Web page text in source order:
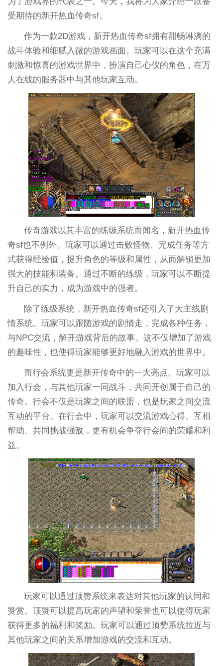
受期待的新开热血传奇sf。
作为一款2D游戏，新开热血传奇sf拥有酣畅淋漓的
战斗体验和细腻入微的游戏画面。玩家可以在这个充满
刺激和惊喜的游戏世界中，扮演自己心仪的角色，在万
人在线的服务器中与其他玩家互动。
传奇游戏以其丰富的练级系统而闻名，新开热血传
奇sf也不例外。玩家可以通过击败怪物、完成任务等方
式获得经验值，提升角色的等级和属性，从而解锁更加
强大的技能和装备。通过不断的练级，玩家可以不断提
升自己的实力，成为游戏中的强者。
除了练级系统，新开热血传奇sf还引入了大主线剧
情系统。玩家可以跟随游戏的剧情走，完成各种任务，
与NPC交流，解开游戏背后的故事。这不仅增加了游戏
的趣味性，也使得玩家能够更好地融入游戏的世界中。
而行会系统更是新开传奇中的一大亮点。玩家可以
加入行会，与其他玩家一同战斗，共同开创属于自己的
传奇。行会不仅是玩家之间的联盟，也是玩家之间交流
互动的平台。在行会中，玩家可以交流游戏心得、互相
帮助、共同挑战强敌，更有机会争夺行会间的荣耀和利
益。
玩家可以通过顶赞系统来表达对其他玩家的认同和
赞赏。顶赞可以提高玩家的声望和荣誉也可以使得玩家
获得更多的福利和奖励。玩家可以通过顶赞系统拉近与
其他玩家之间的关系增加游戏的交流和互动。